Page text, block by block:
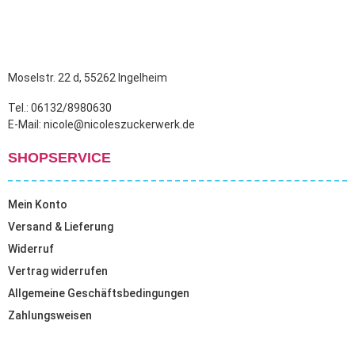
Moselstr. 22 d, 55262 Ingelheim
Tel.: 06132/8980630
E-Mail: nicole@nicoleszuckerwerk.de
SHOPSERVICE
Mein Konto
Versand & Lieferung
Widerruf
Vertrag widerrufen
Allgemeine Geschäftsbedingungen
Zahlungsweisen